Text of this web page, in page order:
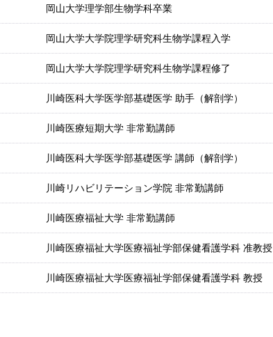
岡山大学理学部生物学科卒業
岡山大学大学院理学研究科生物学課程入学
岡山大学大学院理学研究科生物学課程修了
川崎医科大学医学部基礎医学 助手（解剖学）
川崎医療短期大学 非常勤講師
川崎医科大学医学部基礎医学 講師（解剖学）
川崎リハビリテーション学院 非常勤講師
川崎医療福祉大学 非常勤講師
川崎医療福祉大学医療福祉学部保健看護学科 准教授
川崎医療福祉大学医療福祉学部保健看護学科 教授